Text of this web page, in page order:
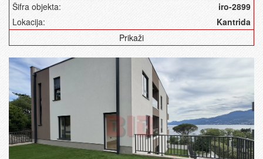
Šifra objekta:
iro-2899
Lokacija:
Kantrida
Prikaži